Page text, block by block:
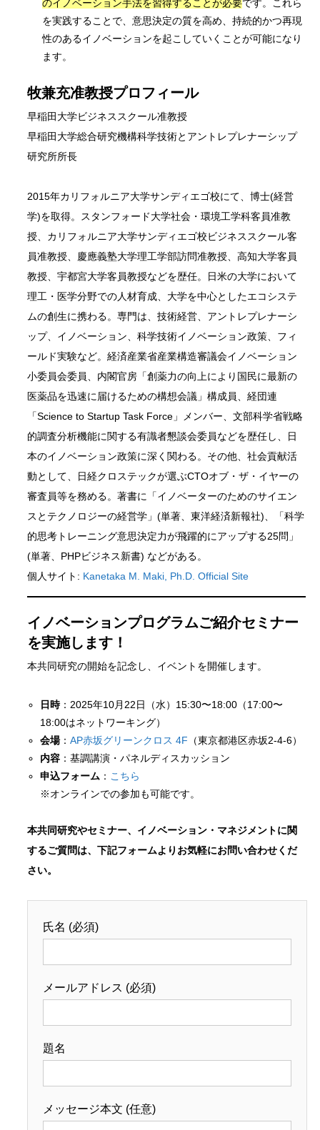
のイノベーション手法を習得することが必要です。これら
を実践することで、意思決定の質を高め、持続的かつ再現
性のあるイノベーションを起こしていくことが可能になり
ます。
牧兼充准教授プロフィール
早稲田大学ビジネススクール准教授
早稲田大学総合研究機構科学技術とアントレプレナーシップ
研究所所長
2015年カリフォルニア大学サンディエゴ校にて、博士(経営
学)を取得。スタンフォード大学社会・環境工学科客員准教
授、カリフォルニア大学サンディエゴ校ビジネススクール客
員准教授、慶應義塾大学理工学部訪問准教授、高知大学客員
教授、宇都宮大学客員教授などを歴任。日米の大学において
理工・医学分野での人材育成、大学を中心としたエコシステ
ムの創生に携わる。専門は、技術経営、アントレプレナーシ
ップ、イノベーション、科学技術イノベーション政策、フィ
ールド実験など。経済産業省産業構造審議会イノベーション
小委員会委員、内閣官房「創薬力の向上により国民に最新の
医薬品を迅速に届けるための構想会議」構成員、経団連
「Science to Startup Task Force」メンバー、文部科学省戦略
的調査分析機能に関する有識者懇談会委員などを歴任し、日
本のイノベーション政策に深く関わる。その他、社会貢献活
動として、日経クロステックが選ぶCTOオブ・ザ・イヤーの
審査員等を務める。著書に「イノベーターのためのサイエン
スとテクノロジーの経営学」(単著、東洋経済新報社)、「科学
的思考トレーニング意思決定力が飛躍的にアップする25問」
(単著、PHPビジネス新書) などがある。
個人サイト: Kanetaka M. Maki, Ph.D. Official Site
イノベーションプログラムご紹介セミナー
を実施します！
本共同研究の開始を記念し、イベントを開催します。
日時：2025年10月22日（水）15:30〜18:00（17:00〜
18:00はネットワーキング）
会場：AP赤坂グリーンクロス 4F （東京都港区赤坂2-4-6）
内容 ：基調講演・パネルディスカッション
申込フォーム ： こちら
※オンラインでの参加も可能です。
本共同研究やセミナー、イノベーション・マネジメントに関
するご質問は、下記フォームよりお気軽にお問い合わせくだ
さい。
氏名 (必須)
メールアドレス (必須)
題名
メッセージ本文 (任意)